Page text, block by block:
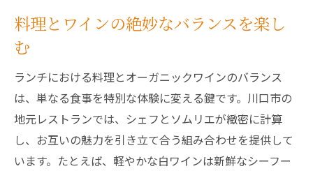
料理とワインの絶妙なバランスを楽し
む
ランチにおける料理とオーガニックワインのバランス
は、単なる食事を特別な体験に変える鍵です。川口市の
地元レストランでは、シェフとソムリエが緻密に計算
し、お互いの魅力を引き立て合う組み合わせを提供して
います。たとえば、軽やかな白ワインは新鮮なシーフー